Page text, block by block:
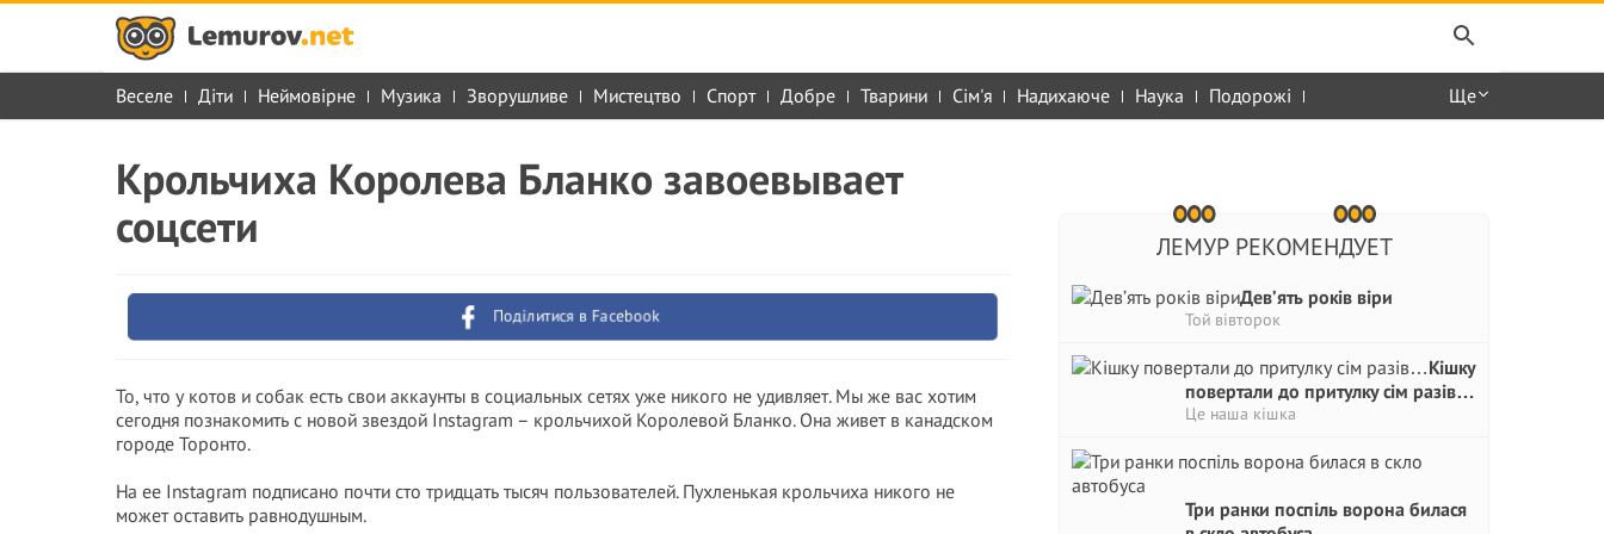
Веселе Діти Неймовірне Музика Зворушливе Мистецтво Спорт Добре Тварини Сім'я Надихаюче Наука Подорожі Ще
ЛЕМУР РЕКОМЕНДУЕТ
Дев’ять років віри
Той вівторок
Кішку
повертали до притулку сім разів…
Це наша кішка
Три ранки поспіль ворона билася
Крольчиха Королева Бланко завоевывает
соцсети
Поділитися в Facebook
То, что у котов и собак есть свои аккаунты в социальных сетях уже никого не удивляет. Мы же вас хотим
сегодня познакомить с новой звездой Instagram – крольчихой Королевой Бланко. Она живет в канадском
городе Торонто.
На ее Instagram подписано почти сто тридцать тысяч пользователей. Пухленькая крольчиха никого не
может оставить равнодушным.